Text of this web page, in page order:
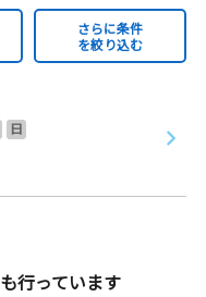
さらに条件
を絞り込む
日
も行っています